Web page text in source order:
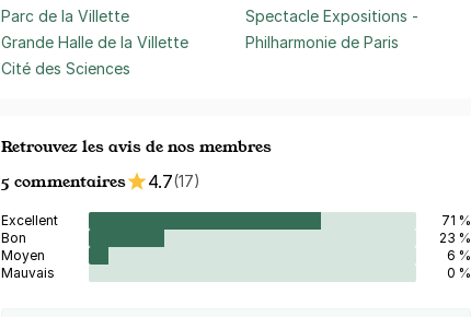
Parc de la Villette
Grande Halle de la Villette
Cité des Sciences
Spectacle Expositions -
Philharmonie de Paris
Retrouvez les avis de nos membres
5 commentaires
4.7(17)
Excellent
71 %
Bon
23 %
Moyen
6 %
Mauvais
0 %